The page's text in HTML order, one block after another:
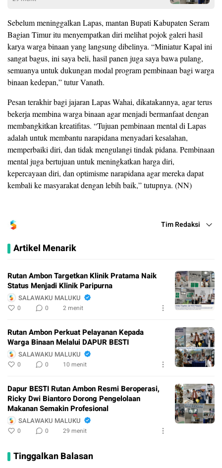
Sebelum meninggalkan Lapas, mantan Bupati Kabupaten Seram
Bagian Timur itu menyempatkan diri melihat pojok galeri hasil
karya warga binaan yang langsung dibelinya. “Miniatur Kapal ini
sangat bagus, ini saya beli, hasil panen juga saya bawa pulang,
semuanya untuk dukungan modal program pembinaan bagi warga
binaan kedepan,” tutur Vanath.
Pesan terakhir bagi jajaran Lapas Wahai, dikatakannya, agar terus
bekerja membina warga binaan agar menjadi bermanfaat dengan
membangkitkan kreatifitas. “Tujuan pembinaan mental di Lapas
adalah untuk membantu narapidana menyadari kesalahan,
memperbaiki diri, dan tidak mengulangi tindak pidana. Pembinaan
mental juga bertujuan untuk meningkatkan harga diri,
kepercayaan diri, dan optimisme narapidana agar mereka dapat
kembali ke masyarakat dengan lebih baik,” tutupnya. (NN)
Tim Redaksi
Artikel Menarik
Rutan Ambon Targetkan Klinik Pratama Naik
Status Menjadi Klinik Paripurna
SALAWAKU MALUKU
0 0 2 menit
Rutan Ambon Perkuat Pelayanan Kepada
Warga Binaan Melalui DAPUR BESTI
SALAWAKU MALUKU
0 0 10 menit
Dapur BESTI Rutan Ambon Resmi Beroperasi,
Ricky Dwi Biantoro Dorong Pengelolaan
Makanan Semakin Profesional
SALAWAKU MALUKU
0 0 29 menit
Tinggalkan Balasan